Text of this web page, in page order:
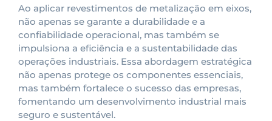
Ao aplicar revestimentos de metalização em eixos,
não apenas se garante a durabilidade e a
confiabilidade operacional, mas também se
impulsiona a eficiência e a sustentabilidade das
operações industriais. Essa abordagem estratégica
não apenas protege os componentes essenciais,
mas também fortalece o sucesso das empresas,
fomentando um desenvolvimento industrial mais
seguro e sustentável.